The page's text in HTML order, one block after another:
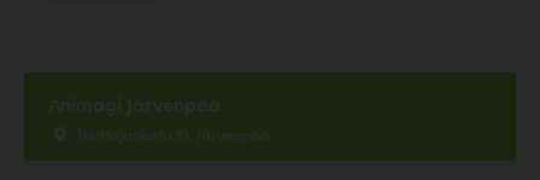
Animagi Järvenpää
Tuottajankatu 10, Järvenpää